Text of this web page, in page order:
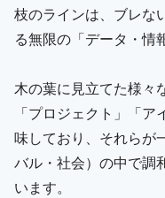
枝のラインは、ブレな
る無限の「データ・情
木の葉に見立てた様々
「プロジェクト」「
味しており、それらが
バル・社会）の中で調
います。